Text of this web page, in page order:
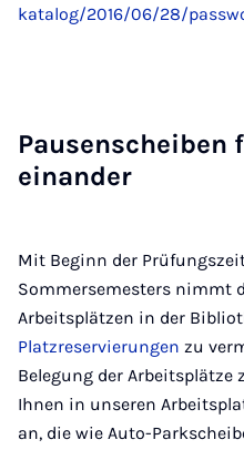
katalog/2016/06/28/
ein­an­der
Mit Beginn der
Sommersemesters nimmt
Arbeitsplätzen in der
Platzreservierungen zu
Belegung der
Ihnen in unseren
an, die wie Auto-